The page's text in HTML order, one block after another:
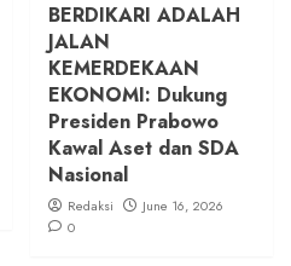
BERDIKARI ADALAH
JALAN
KEMERDEKAAN
EKONOMI: Dukung
Presiden Prabowo
Kawal Aset dan SDA
Nasional
Redaksi
June 16, 2026
0